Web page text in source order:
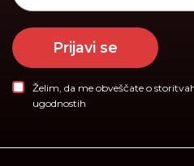
Prijavi se
Želim, da me obveščate o
ugodnostih